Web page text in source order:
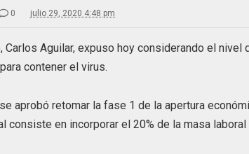
0 julio 29, 2020 4:48 pm
Carlos Aguilar, expuso hoy considerando el nivel
contener el virus.
aprobó retomar la fase 1 de la apertura
consiste en incorporar el 20% de la masa